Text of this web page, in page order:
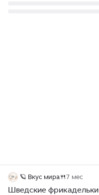
🪐 Вкус мира🍴7 мес
Шведские фрикадельки